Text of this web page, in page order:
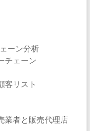
ーン分析
チェーン
客リスト
者と販売代理店